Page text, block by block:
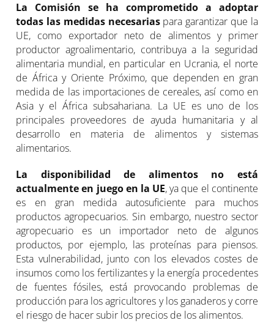
La Comisión se ha comprometido a adoptar
todas las medidas necesariaspara garantizar que la
UE, como exportador neto de alimentos y primer
productor agroalimentario, contribuya a la seguridad
alimentaria mundial, en particular en Ucrania, el norte
de África y Oriente Próximo, que dependen en gran
medida de las importaciones de cereales, así como en
Asia y el África subsahariana. La UE es uno de los
principales proveedores de ayuda humanitaria y al
desarrollo en materia de alimentos y sistemas
alimentarios.
La disponibilidad de alimentos no está
actualmente en juego en la UE, ya que el continente
es en gran medida autosuficiente para muchos
productos agropecuarios. Sin embargo, nuestro sector
agropecuario es un importador neto de algunos
productos, por ejemplo, las proteínas para piensos.
Esta vulnerabilidad, junto con los elevados costes de
insumos como los fertilizantes y la energía procedentes
de fuentes fósiles, está provocando problemas de
producción para los agricultores y los ganaderos y corre
el riesgo de hacer subir los precios de los alimentos.